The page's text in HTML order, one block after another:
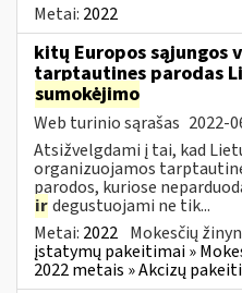
Metai: 2022
kitų Europos sąjungos
tarptautines parodas
sumokėjimo
Web turinio sąrašas 2022-
Atsižvelgdami į tai, kad
organizuojamos
parodos, kuriose
irdegustuojami ne tik...
Metai: 2022 Mokesčių
įstatymų pakeitimai »
2022 metais » Akcizų